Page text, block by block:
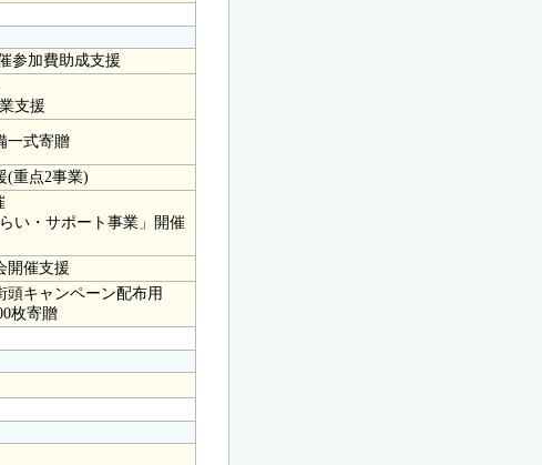
参加費助成支援
支援
一式寄贈
(重点2事業)
い・サポート事業」開催
開催支援
頭キャンペーン配布用
枚寄贈